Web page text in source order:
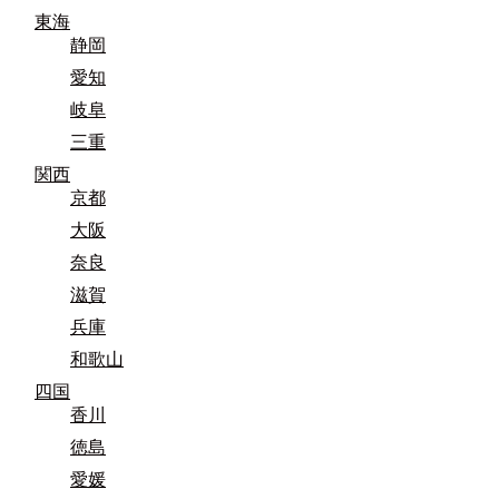
東海
静岡
愛知
岐阜
三重
関西
京都
大阪
奈良
滋賀
兵庫
和歌山
四国
香川
徳島
愛媛